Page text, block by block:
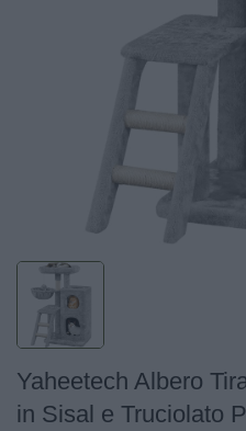
Yaheetech Albero
in Sisal e Truciolato